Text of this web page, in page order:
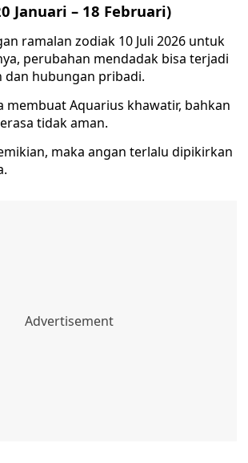
Januari – 18 Februari)
ramalan zodiak 10 Juli 2026 untuk
perubahan mendadak bisa terjadi
dan hubungan pribadi.
membuat Aquarius khawatir, bahkan
tidak aman.
maka angan terlalu dipikirkan